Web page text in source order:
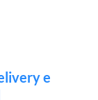
e